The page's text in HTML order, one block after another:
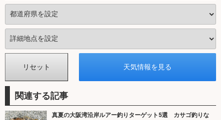
関連する記事
真夏の大阪湾沿岸ルアー釣りターゲット5選 カサゴ釣りな